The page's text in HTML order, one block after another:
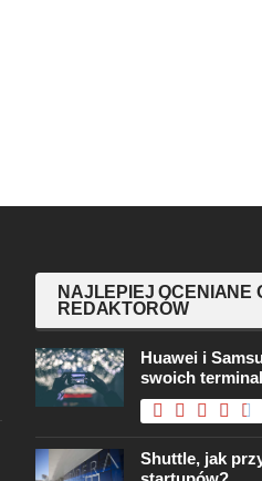
NAJLEPIEJ OCENIANE
REDAKTORÓW
Huawei i
swoich
Shuttle, jak